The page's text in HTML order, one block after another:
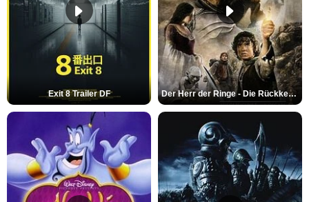
Exit 8 Trailer DF Der Herr der Ringe - Die Rückkehr des Königs Trailer OV